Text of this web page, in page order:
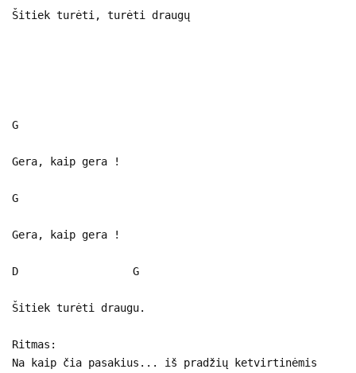
Šitiek turėti, turėti draugų
G
Gera, kaip gera !
G
Gera, kaip gera !
D G
Šitiek turėti draugu.
Ritmas:
Na kaip čia pasakius... iš pradžių ketvirtinėmis